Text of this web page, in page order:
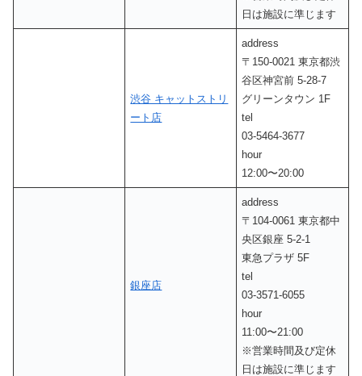
日は施設に準じます
渋谷 キャットストリ
ート店
address
〒150-0021 東京都渋
谷区神宮前 5-28-7
グリーンタウン 1F
tel
03-5464-3677
hour
12:00〜20:00
銀座店
address
〒104-0061 東京都中
央区銀座 5-2-1
東急プラザ 5F
tel
03-3571-6055
hour
11:00〜21:00
※営業時間及び定休
日は施設に準じます